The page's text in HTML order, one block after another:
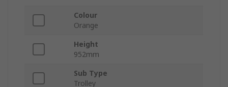
Colour
Orange
Height
952mm
Sub Type
Trolley